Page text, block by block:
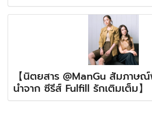
【นิตยสาร @ManGu สัมภาษ
นำจาก ซีรีส์ Fulfill รักเติมเต็ม】